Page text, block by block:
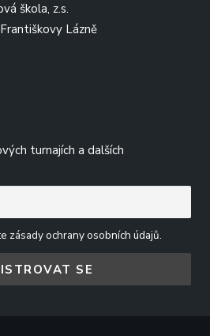
škola, z.s.
Lázně
turnajích a dalších
zásady ochrany osobních údajů.